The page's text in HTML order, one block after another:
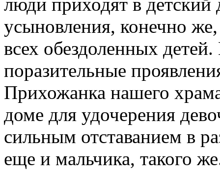
усыновления, конечно
всех обездоленных
поразительные
Прихожанка нашего
доме для удочерения
сильным отставанием в
еще и мальчика, такого